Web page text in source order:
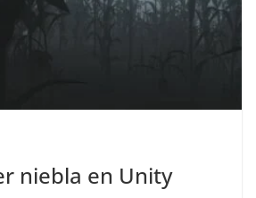
niebla en Unity